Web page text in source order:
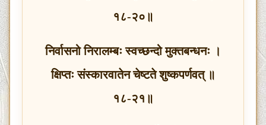
१८-२०॥
निर्वासनो निरालम्बः स्वच्छन्दो मुक्तबन्धनः ।
क्षिप्तः संस्कारवातेन चेष्टते शुष्कपर्णवत् ॥
१८-२१॥